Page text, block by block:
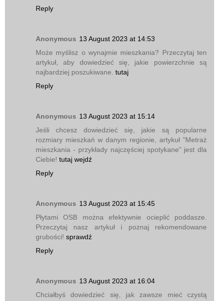
Reply
Anonymous 13 August 2023 at 14:53
Może myślisz o wynajmie mieszkania? Przeczytaj ten
artykuł, aby dowiedzieć się, jakie powierzchnie są
najbardziej poszukiwane. tutaj
Reply
Anonymous 13 August 2023 at 15:14
Jeśli chcesz dowiedzieć się, jakie są popularne
rozmiary mieszkań w danym regionie, artykuł "Metraż
mieszkania - przykłady najczęściej spotykane" jest dla
Ciebie! tutaj wejdź
Reply
Anonymous 13 August 2023 at 15:45
Płytami OSB można efektywnie ocieplić poddasze.
Przeczytaj nasz artykuł i poznaj rekomendowane
grubości! sprawdź
Reply
Anonymous 13 August 2023 at 16:04
Chciałbyś dowiedzieć się, jak zawsze mieć czystą